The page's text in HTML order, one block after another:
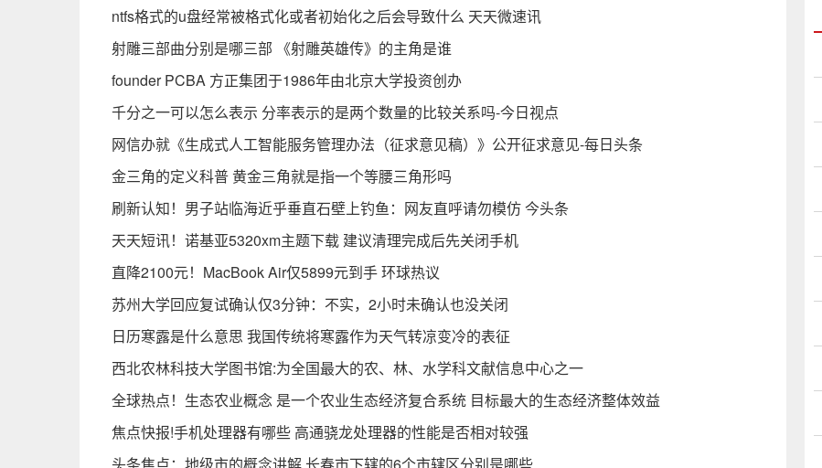
ntfs格式的u盘经常被格式化或者初始化之后会导致什么 天天微速讯
射雕三部曲分别是哪三部 《射雕英雄传》的主角是谁
founder PCBA 方正集团于1986年由北京大学投资创办
千分之一可以怎么表示 分率表示的是两个数量的比较关系吗-今日视点
网信办就《生成式人工智能服务管理办法（征求意见稿）》公开征求意见-每日头条
金三角的定义科普 黄金三角就是指一个等腰三角形吗
刷新认知！男子站临海近乎垂直石壁上钓鱼：网友直呼请勿模仿 今头条
天天短讯！诺基亚5320xm主题下载 建议清理完成后先关闭手机
直降2100元！MacBook Air仅5899元到手 环球热议
苏州大学回应复试确认仅3分钟：不实，2小时未确认也没关闭
日历寒露是什么意思 我国传统将寒露作为天气转凉变冷的表征
西北农林科技大学图书馆:为全国最大的农、林、水学科文献信息中心之一
全球热点！生态农业概念 是一个农业生态经济复合系统 目标最大的生态经济整体效益
焦点快报!手机处理器有哪些 高通骁龙处理器的性能是否相对较强